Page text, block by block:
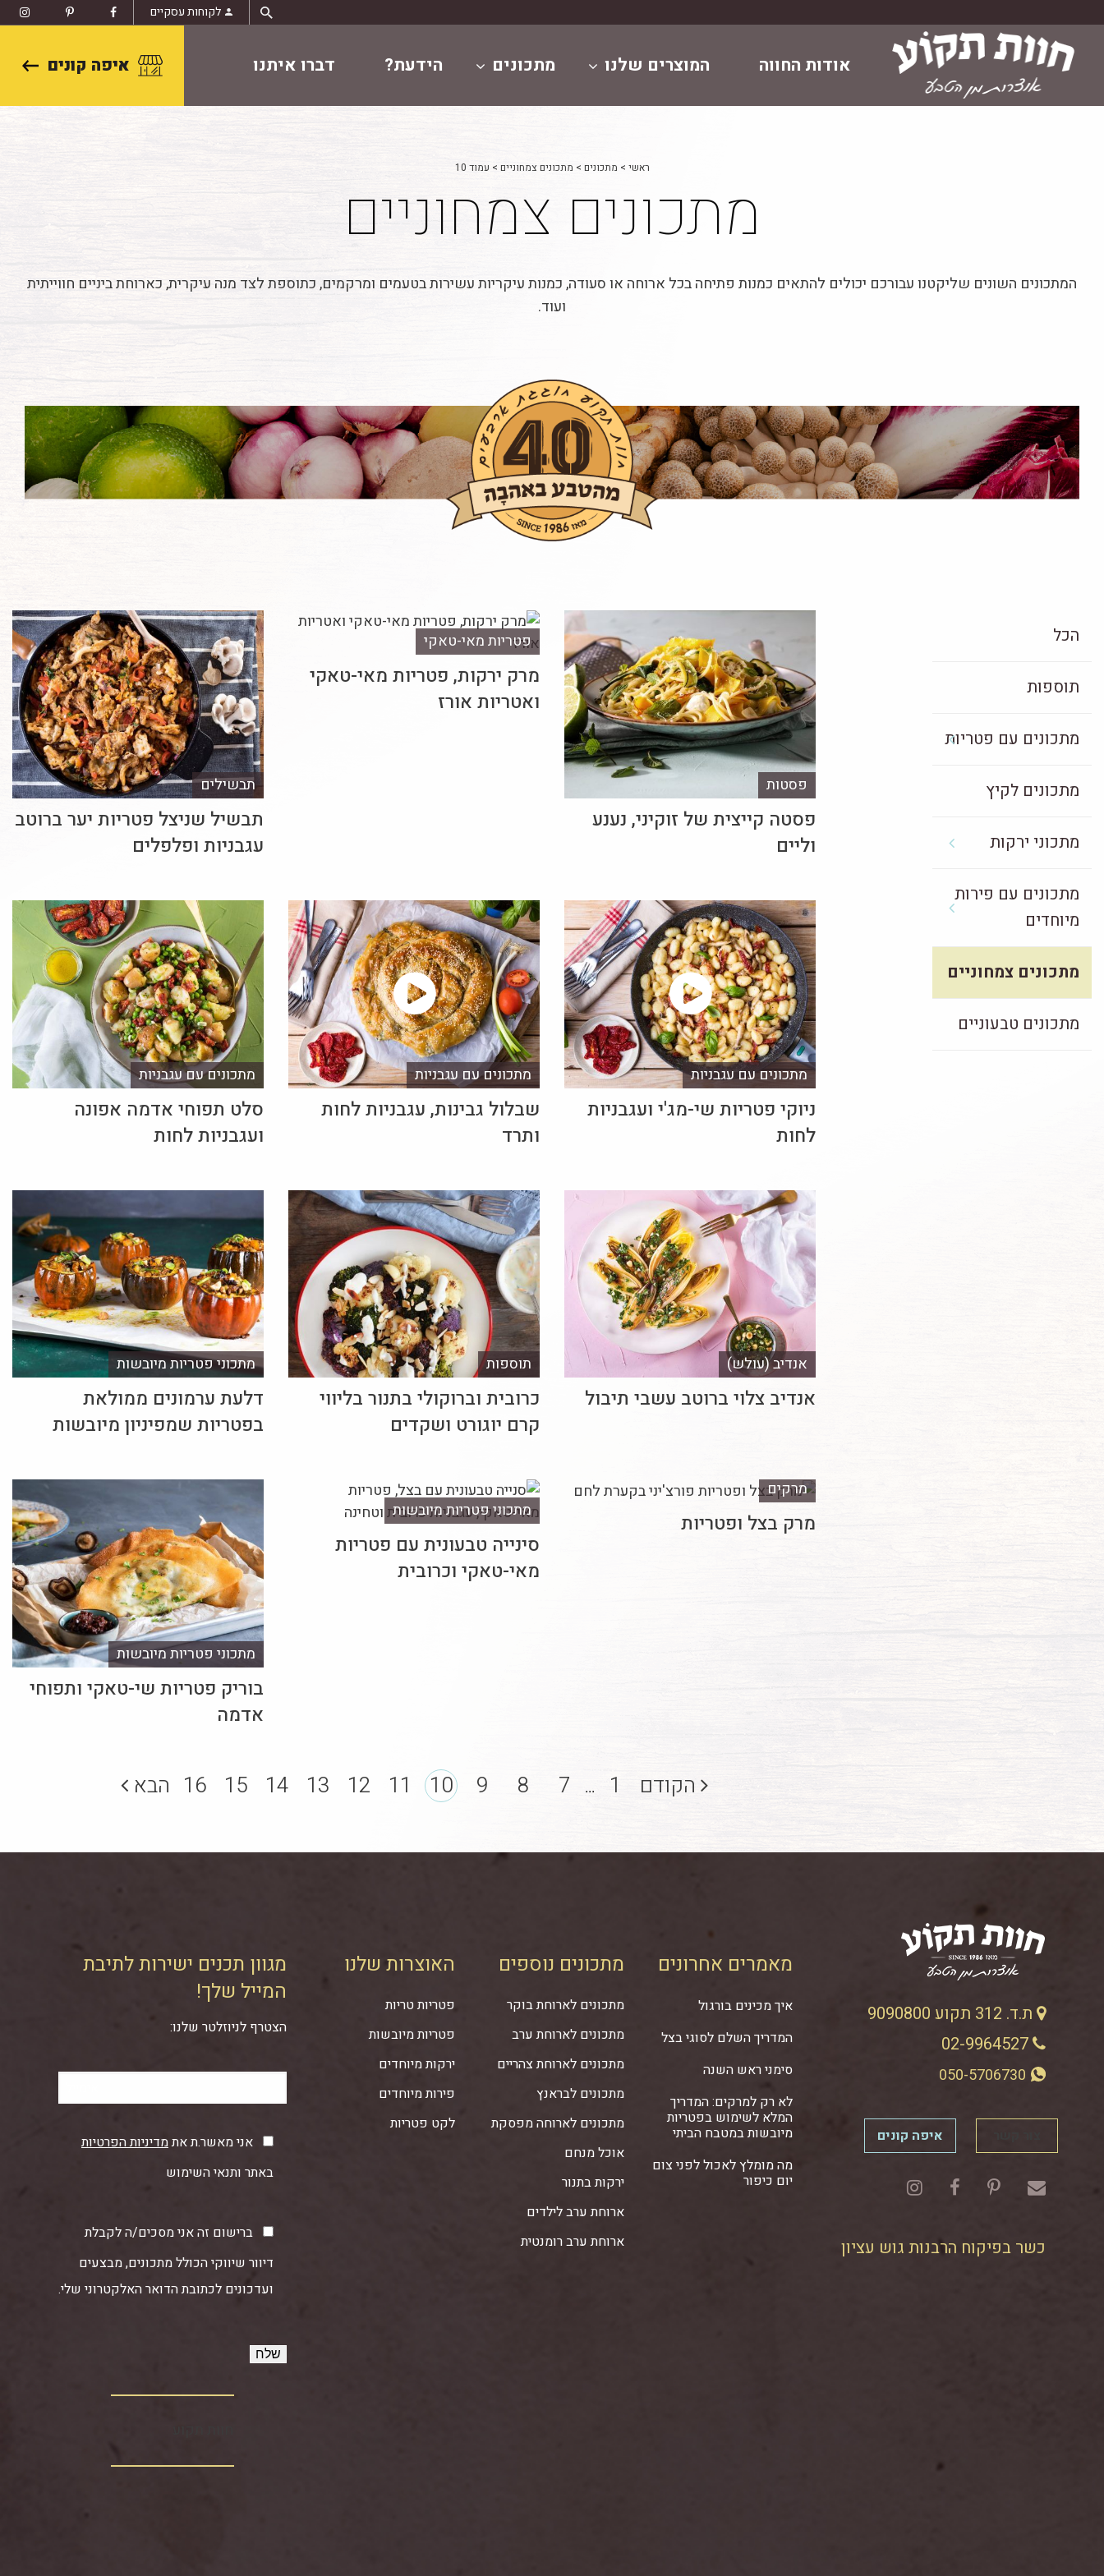
content
לקוחות עסקיים
אודות החווה המוצרים שלנו מתכונים הידעת? דברו איתנו איפה קונים
ראשי > מתכונים > מתכונים צמחוניים > עמוד 10
מתכונים צמחוניים
המתכונים השונים שליקטנו עבורכם יכולים להתאים כמנות פתיחה בכל ארוחה או סעודה, כמנות עיקריות עשירות בטעמים ומרקמים, כתוספת לצד מנה עיקרית, כארוחת ביניים חווייתית
ועוד.
הכל
תוספות
מתכונים עם פטריות
מתכונים לקיץ
מתכוני ירקות
מתכונים עם פירות
מיוחדים
מתכונים צמחוניים
מתכונים טבעוניים
פסטות
פסטה קייצית של זוקיני, נענע
וליים
פטריות מאי-טאקי
מרק ירקות, פטריות מאי-טאקי
ואטריות אורז
תבשילים
תבשיל שניצל פטריות יער ברוטב
עגבניות ופלפלים
מתכונים עם עגבניות
ניוקי פטריות שי-מג'י ועגבניות
לחות
מתכונים עם עגבניות
שבלול גבינות, עגבניות לחות
ותרד
מתכונים עם עגבניות
סלט תפוחי אדמה אפונה
ועגבניות לחות
אנדיב (עולש)
אנדיב צלוי ברוטב עשבי תיבול
תוספות
כרובית וברוקולי בתנור בליווי
קרם יוגורט ושקדים
מתכוני פטריות מיובשות
דלעת ערמונים ממולאת
בפטריות שמפיניון מיובשות
מרקים
מרק בצל ופטריות מתכוני פטריות מיובשות
סינייה טבעונית עם פטריות
מאי-טאקי וכרובית
מתכוני פטריות מיובשות
בוריק פטריות שי-טאקי ותפוחי
אדמה
הקודם 1
...
7
8
9
10
11
12
13
14
15
16 הבא
ת.ד. 312 תקוע 9090800
איפה קונים
כשר בפיקוח הרבנות גוש עציון
מאמרים אחרונים
איך מכינים בורגול
המדריך השלם לסוגי בצל
סימני ראש השנה
לא רק למרקים: המדריך
המלא לשימוש בפטריות
מיובשות במטבח הביתי
מה מומלץ לאכול לפני צום
יום כיפור
מתכונים נוספים
מתכונים לארוחת בוקר
מתכונים לארוחת ערב
מתכונים לארוחת צהריים
מתכונים לבראנץ
מתכונים לארוחה מפסקת
אוכל מנחם
ירקות בתנור
ארוחת ערב לילדים
ארוחת ערב רומנטית
האוצרות שלנו
פטריות טריות
פטריות מיובשות
ירקות מיוחדים
פירות מיוחדים
לקט פטריות
מגוון תכנים ישירות לתיבת
המייל שלך!
הצטרף לניוזלטר שלנו:
אני מאשר.ת אתמדיניות הפרטיות
באתר ותנאי השימוש
ברישום זה אני מסכים/ה לקבלת
דיוור שיווקי הכולל מתכונים, מבצעים
ועדכונים לכתובת הדואר האלקטרוני שלי.